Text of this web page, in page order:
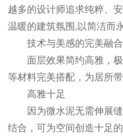
越多的设计师追求纯粹、
温暖的建筑氛围,以简洁而
技术与美感的完美融合
面层效果简约高雅，
等材料完美搭配，为居所
高雅十足
因为微水泥无需伸展
结合，可为空间创造十足